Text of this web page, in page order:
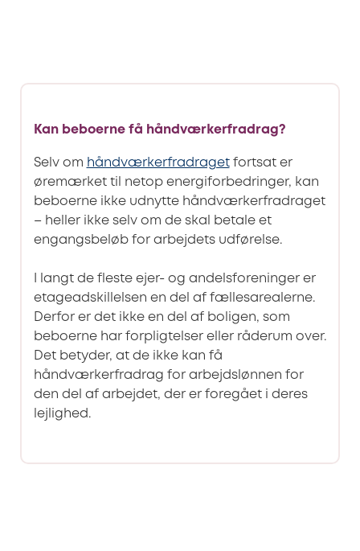
Kan beboerne få håndværkerfradrag?
Selv om håndværkerfradragetfortsat er
øremærket til netop energiforbedringer, kan
beboerne ikke udnytte håndværkerfradraget
– heller ikke selv om de skal betale et
engangsbeløb for arbejdets udførelse.
I langt de fleste ejer- og andelsforeninger er
etageadskillelsen en del af fællesarealerne.
Derfor er det ikke en del af boligen, som
beboerne har forpligtelser eller råderum over.
Det betyder, at de ikke kan få
håndværkerfradrag for arbejdslønnen for
den del af arbejdet, der er foregået i deres
lejlighed.